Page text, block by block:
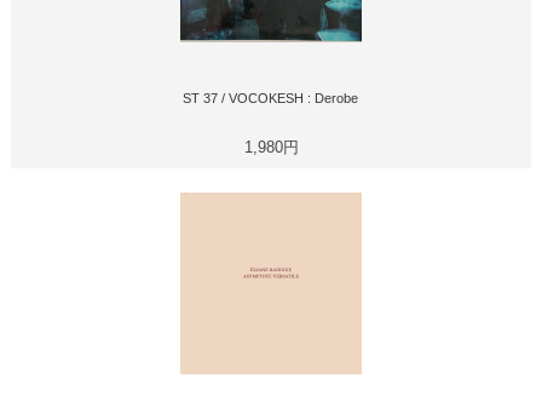
ST 37 / VOCOKESH : Derobe
1,980円